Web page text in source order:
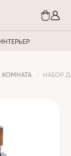
КОМНАТА НАБОР